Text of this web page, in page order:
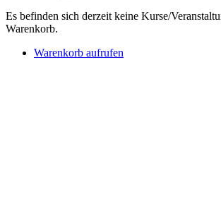
Es befinden sich derzeit keine Kurse/
Warenkorb.
Warenkorb aufrufen